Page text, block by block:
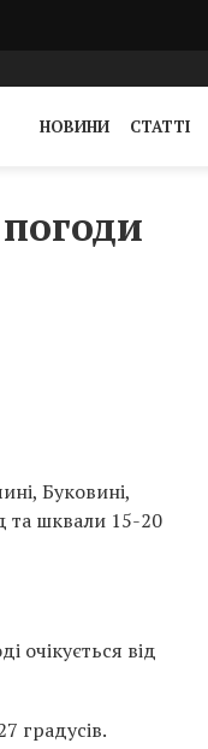
НОВИНИ СТАТТІ
Буковині,
та шквали 15-20
очікується від
градусів.